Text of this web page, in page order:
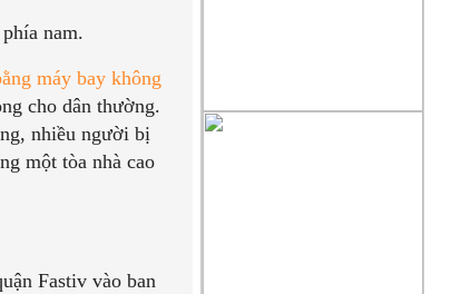
nam.
máy bay không
cho dân thường.
nhiều người bị
một tòa nhà cao
Fastiv vào ban